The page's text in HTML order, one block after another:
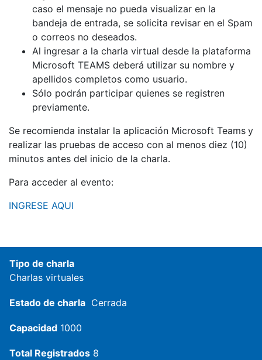
caso el mensaje no pueda visualizar en la
bandeja de entrada, se solicita revisar en el Spam
o correos no deseados.
Al ingresar a la charla virtual desde la plataforma
Microsoft TEAMS deberá utilizar su nombre y
apellidos completos como usuario.
Sólo podrán participar quienes se registren
previamente.
Se recomienda instalar la aplicación Microsoft Teams y
realizar las pruebas de acceso con al menos diez (10)
minutos antes del inicio de la charla.
Para acceder al evento:
INGRESE AQUI
Tipo de charla
Charlas virtuales
Estado de charla Cerrada
Capacidad 1000
Total Registrados 8